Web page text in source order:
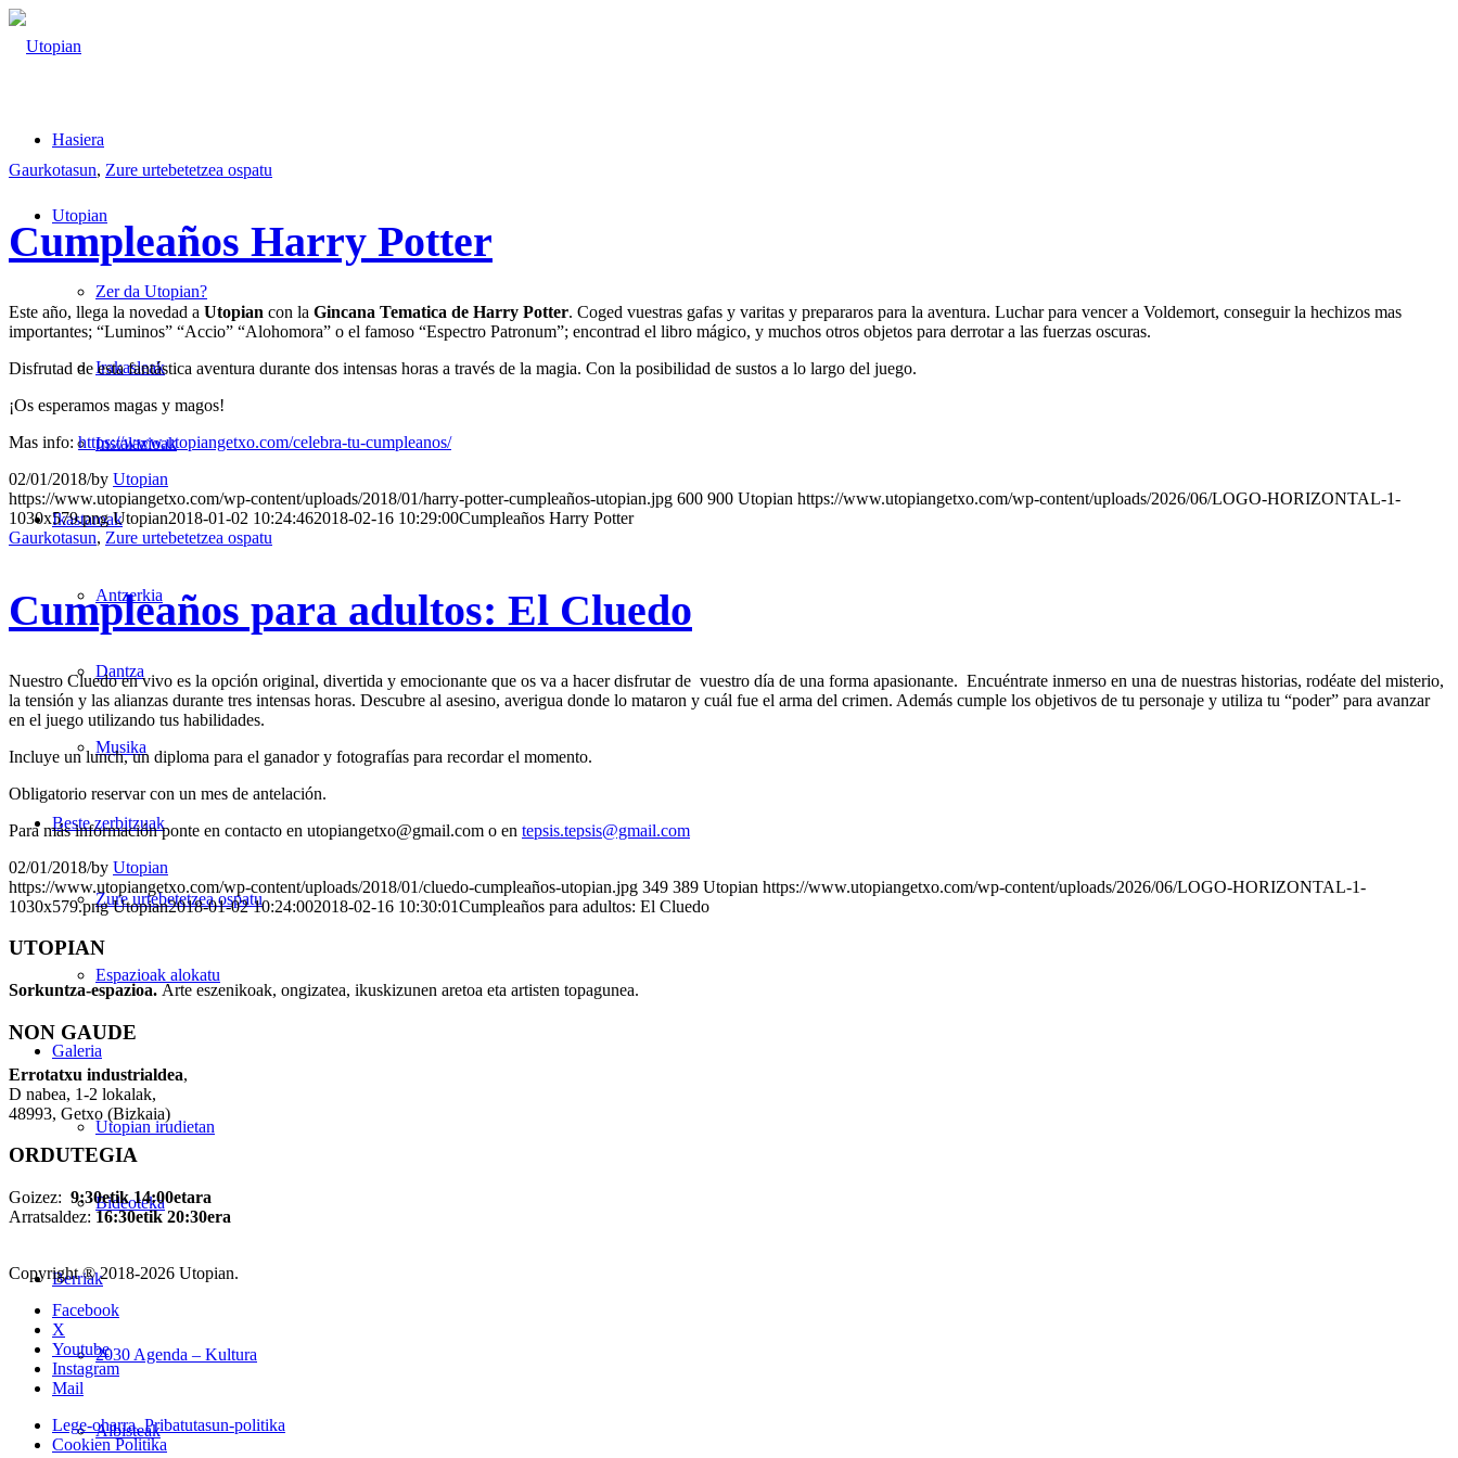
Hasiera
Utopian
Zer da Utopian?
Irakasleak
Instalazioak
Ikastaroak
Antzerkia
Dantza
Musika
Beste zerbitzuak
Zure urtebetetzea ospatu
Espazioak alokatu
Galeria
Utopian irudietan
Bideoteka
Berriak
2030 Agenda – Kultura
Albisteak
Gaurkotasun, Zure urtebetetzea ospatu
Cumpleaños Harry Potter
Este año, llega la novedad a Utopian con la Gincana Tematica de Harry Potter. Coged vuestras gafas y varitas y prepararos para la aventura. Luchar para vencer a Voldemort, conseguir la hechizos mas
importantes; “Luminos” “Accio” “Alohomora” o el famoso “Espectro Patronum”; encontrad el libro mágico, y muchos otros objetos para derrotar a las fuerzas oscuras.
Disfrutad de esta fantástica aventura durante dos intensas horas a través de la magia. Con la posibilidad de sustos a lo largo del juego.
¡Os esperamos magas y magos!
Mas info:https://www.utopiangetxo.com/celebra-tu-cumpleanos/
02/01/2018/by Utopian
https://www.utopiangetxo.com/wp-content/uploads/2018/01/harry-potter-cumpleaños-utopian.jpg 600 900 Utopian https://www.utopiangetxo.com/wp-content/uploads/2026/06/LOGO-HORIZONTAL-1-
1030x579.png Utopian2018-01-02 10:24:462018-02-16 10:29:00Cumpleaños Harry Potter
Gaurkotasun, Zure urtebetetzea ospatu
Cumpleaños para adultos: El Cluedo
Nuestro Cluedo en vivo es la opción original, divertida y emocionante que os va a hacer disfrutar de vuestro día de una forma apasionante. Encuéntrate inmerso en una de nuestras historias, rodéate del misterio,
la tensión y las alianzas durante tres intensas horas. Descubre al asesino, averigua donde lo mataron y cuál fue el arma del crimen. Además cumple los objetivos de tu personaje y utiliza tu “poder” para avanzar
en el juego utilizando tus habilidades.
Incluye un lunch, un diploma para el ganador y fotografías para recordar el momento.
Obligatorio reservar con un mes de antelación.
Para más información ponte en contacto en utopiangetxo@gmail.com o en tepsis.tepsis@gmail.com
02/01/2018/by Utopian
https://www.utopiangetxo.com/wp-content/uploads/2018/01/cluedo-cumpleaños-utopian.jpg 349 389 Utopian https://www.utopiangetxo.com/wp-content/uploads/2026/06/LOGO-HORIZONTAL-1-
1030x579.png Utopian2018-01-02 10:24:002018-02-16 10:30:01Cumpleaños para adultos: El Cluedo
UTOPIAN
Sorkuntza-espazioa. Arte eszenikoak, ongizatea, ikuskizunen aretoa eta artisten topagunea.
NON GAUDE
Errotatxu industrialdea,
D nabea, 1-2 lokalak,
48993, Getxo (Bizkaia)
ORDUTEGIA
Goizez: 9:30etik 14:00etara
Arratsaldez: 16:30etik 20:30era
Copyright ® 2018-2026 Utopian.
Facebook
X
Youtube
Instagram
Mail
Lege-oharra. Pribatutasun-politika
Cookien Politika